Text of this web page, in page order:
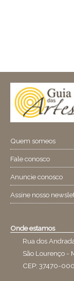
Quem someos
Fale conosco
Anuncie conosco
Assine nosso
Onde estamos
Rua dos
São Lourenço -
CEP: 37470-000